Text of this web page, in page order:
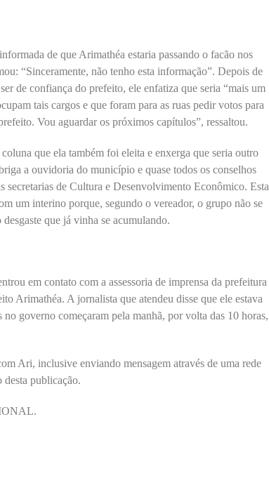
de que Arimathéa estaria passando o facão nos
“Sinceramente, não tenho esta informação”. Depois de
de confiança do prefeito, ele enfatiza que seria “mais um
tais cargos e que foram para as ruas pedir votos para
Vou aguardar os próximos capítulos”, ressaltou.
que ela também foi eleita e enxerga que seria outro
a ouvidoria do município e quase todos os conselhos
de Cultura e Desenvolvimento Econômico. Esta
um interino porque, segundo o vereador, o grupo não se
que já vinha se acumulando.
em contato com a assessoria de imprensa da prefeitura
Arimathéa. A jornalista que atendeu disse que ele estava
governo começaram pela manhã, por volta das 10 horas,
Ari, inclusive enviando mensagem através de uma rede
desta publicação.